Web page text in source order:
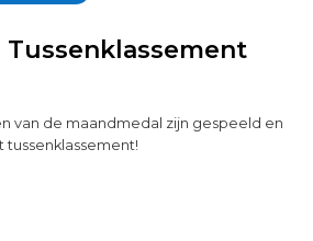
Tussenklassement
van de maandmedal zijn gespeeld en
tussenklassement!